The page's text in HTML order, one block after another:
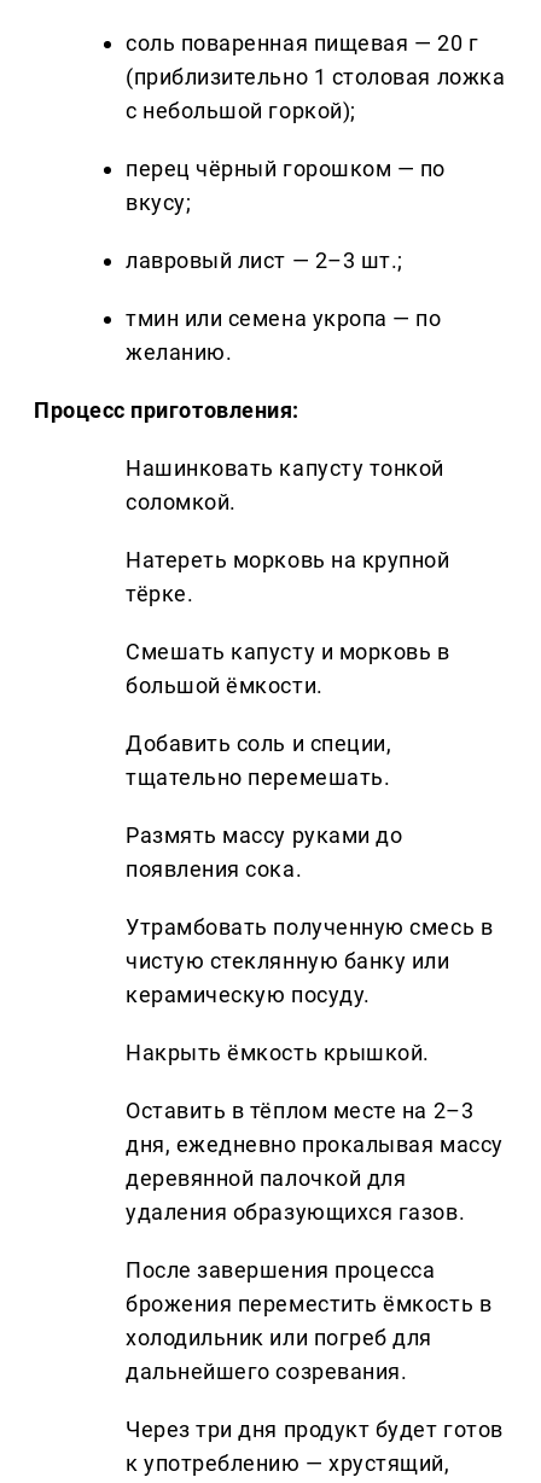
соль поваренная пищевая — 20 г
(приблизительно 1 столовая ложка
с небольшой горкой);
перец чёрный горошком — по
вкусу;
лавровый лист — 2–3 шт.;
тмин или семена укропа — по
желанию.
Процесс приготовления:
Нашинковать капусту тонкой
соломкой.
Натереть морковь на крупной
тёрке.
Смешать капусту и морковь в
большой ёмкости.
Добавить соль и специи,
тщательно перемешать.
Размять массу руками до
появления сока.
Утрамбовать полученную смесь в
чистую стеклянную банку или
керамическую посуду.
Накрыть ёмкость крышкой.
Оставить в тёплом месте на 2–3
дня, ежедневно прокалывая массу
деревянной палочкой для
удаления образующихся газов.
После завершения процесса
брожения переместить ёмкость в
холодильник или погреб для
дальнейшего созревания.
Через три дня продукт будет готов
к употреблению — хрустящий,